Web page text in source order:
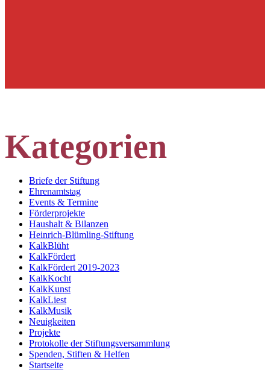
Kategorien
Briefe der Stiftung
Ehrenamtstag
Events & Termine
Förderprojekte
Haushalt & Bilanzen
Heinrich-Blümling-Stiftung
KalkBlüht
KalkFördert
KalkFördert 2019-2023
KalkKocht
KalkKunst
KalkLiest
KalkMusik
Neuigkeiten
Projekte
Protokolle der Stiftungsversammlung
Spenden, Stiften & Helfen
Startseite